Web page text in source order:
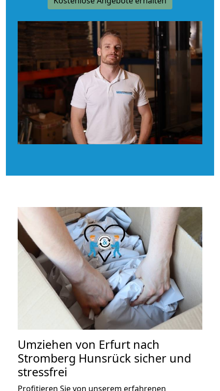
Umziehen von Erfurt nach
Stromberg Hunsrück sicher und
stressfrei
Profitieren Sie von unserem erfahrenen